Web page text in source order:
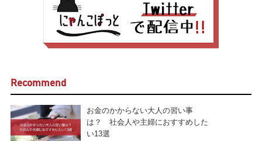
Recommend
お金のかからない大人の習い事
は？ 社会人や主婦におすすめした
い13選